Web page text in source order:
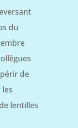
du
de
lentilles